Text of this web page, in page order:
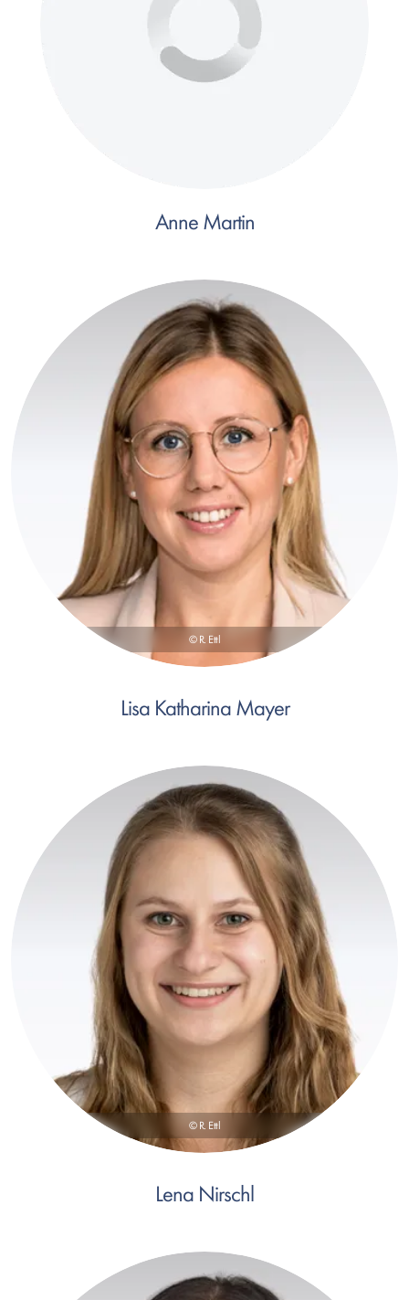
Anne Martin
© R. Ettl
Lisa Katharina Mayer
© R. Ettl
Lena Nirschl